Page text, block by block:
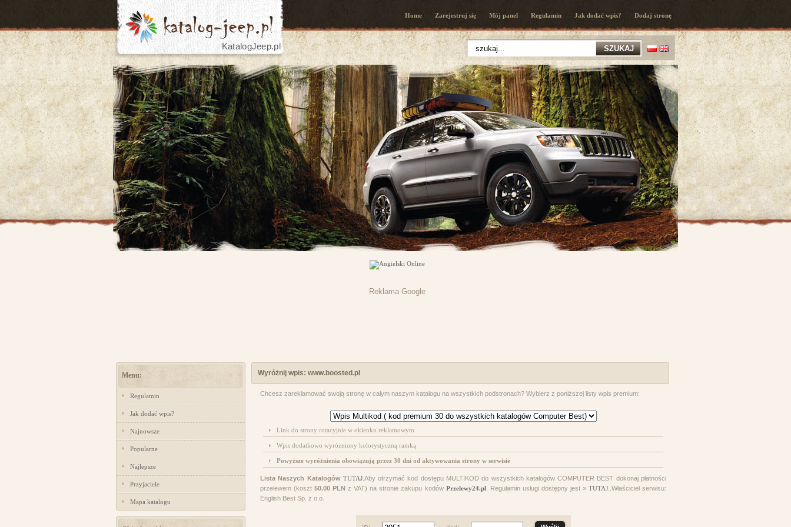
KatalogJeep.pl
Home Zarejestruj się Mój panel Regulamin Jak dodać wpis? Dodaj stronę
Reklama Google
Menu:
Regulamin
Jak dodać wpis?
Najnowsze
Popularne
Najlepsze
Przyjaciele
Mapa katalogu
Wyróżnij wpis: www.boosted.pl
Chcesz zareklamować swoją stronę w całym naszym katalogu na wszystkich podstronach? Wybierz z poniższej listy wpis premium:
Link do strony rotacyjnie w okienku reklamowym
Wpis dodatkowo wyróżniony kolorystyczną ramką
Powyższe wyróżnienia obowiązują przez 30 dni od aktywowania strony w serwisie
Lista Naszych Katalogów TUTAJ.Aby otrzymać kod dostępu MULTIKOD do wszystkich katalogów COMPUTER BEST dokonaj płatności
przelewem (koszt50.00 PLN z VAT) na stronie zakupu kodów Przelewy24.pl. Regulamin usługi dostępny jest » TUTAJ..Właściciel serwisu:
English Best Sp. z o.o.